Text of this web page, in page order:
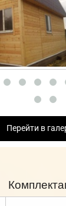
Перейти в